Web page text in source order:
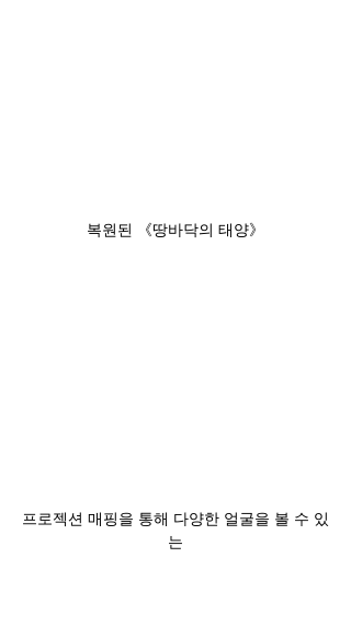
복원된 《땅바닥의 태양》
프로젝션 매핑을 통해 다양한 얼굴을 볼 수 있
는